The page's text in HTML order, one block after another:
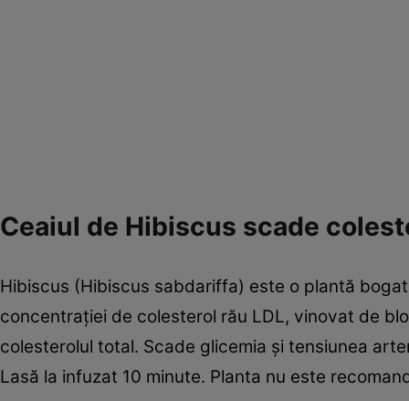
Ceaiul de Hibiscus scade
Hibiscus (Hibiscus sabdariffa) este o plantă
concentraţiei de colesterol rău LDL, vinovat de
colesterolul total. Scade glicemia şi tensiunea
Lasă la infuzat 10 minute. Planta nu este